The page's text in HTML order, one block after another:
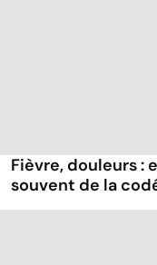
Fièvre, douleurs :
souvent de la